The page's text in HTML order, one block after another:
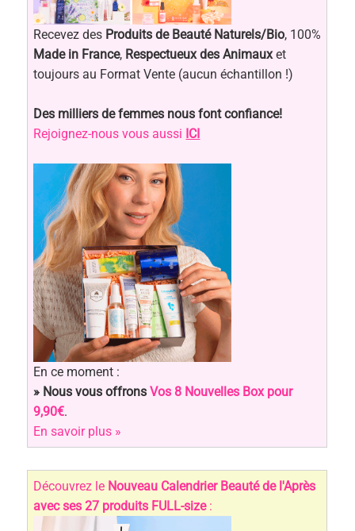
Recevez des Produits de Beauté Naturels/Bio, 100%
Made in France, Respectueux des Animauxet
toujours au Format Vente (aucun échantillon !)
Des milliers de femmes nous font confiance!
Rejoignez-nous vous aussi ICI
En ce moment :
» Nous vous offronsVos 8 Nouvelles Box pour
9,90€.
En savoir plus »
Découvrez le Nouveau Calendrier Beauté de l'Après
avec ses 27 produits FULL-size: